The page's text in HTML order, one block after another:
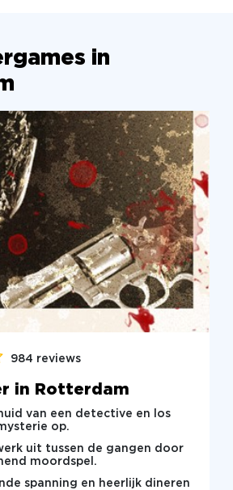
in
984 reviews
in Rotterdam
van een detective en los
op.
uit tussen de gangen door
moordspel.
spanning en heerlijk dineren